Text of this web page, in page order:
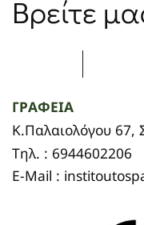
Βρείτε
ΓΡΑΦΕΙΑ
Κ.Παλαιολόγου 67,
Τηλ. : 6944602206
E-Mail :